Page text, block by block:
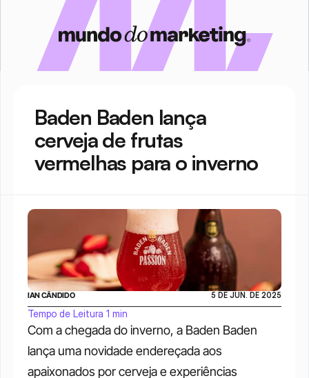
Baden Baden lança
cerveja de frutas
vermelhas para o inverno
Com a chegada do inverno, a Baden Baden
lança uma novidade endereçada aos
apaixonados por cerveja e experiências
IAN CÂNDIDO 5 DE JUN. DE 2025
Tempo de Leitura 1 min